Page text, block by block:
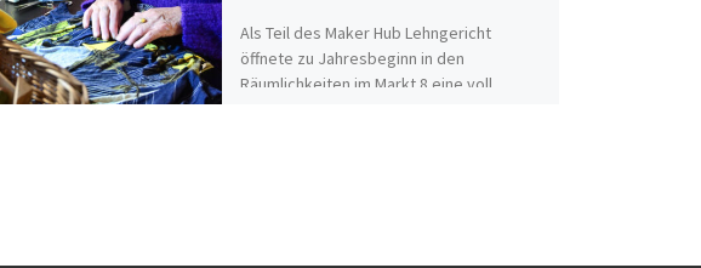
Als Teil des Maker Hub Lehngericht
öffnete zu Jahresbeginn in den
Räumlichkeiten im Markt 8 eine voll